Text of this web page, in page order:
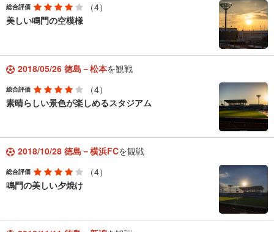
総合評価
（4）
美しい鳴門の空模様
2018/05/26 徳島－松本を観戦
総合評価
（4）
素晴らしい景色が楽しめるスタジアム
2018/10/28 徳島－横浜FCを観戦
総合評価
（4）
鳴門の美しい夕焼け